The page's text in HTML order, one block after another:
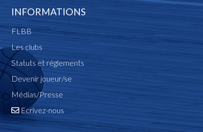
INFORMATIONS
FLBB
Les clubs
Statuts et réglements
Devenir joueur/se
Médias/Presse
Ecrivez-nous